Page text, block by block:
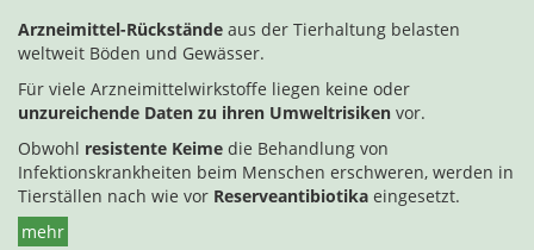
Arzneimittel-Rückstände aus der Tierhaltung belasten
weltweit Böden und Gewässer.
Für viele Arzneimittelwirkstoffe liegen keine oder
unzureichende Daten zu ihren Umweltrisiken vor.
Obwohl resistente Keime die Behandlung von
Infektionskrankheiten beim Menschen erschweren, werden in
Tierställen nach wie vor Reserveantibiotika eingesetzt.
mehr